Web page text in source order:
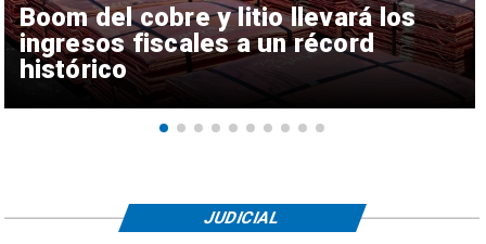
Boom del cobre y litio llevará los
ingresos fiscales a un récord
histórico
JUDICIAL